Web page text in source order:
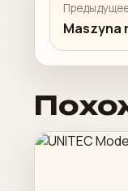
Maszyna